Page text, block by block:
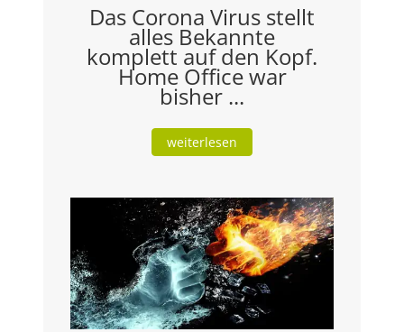
Das Corona Virus stellt
alles Bekannte
komplett auf den Kopf.
Home Office war
bisher ...
weiterlesen